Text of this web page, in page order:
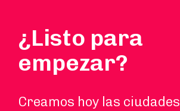
¿Listo para
empezar?
Creamos hoy las ciudades